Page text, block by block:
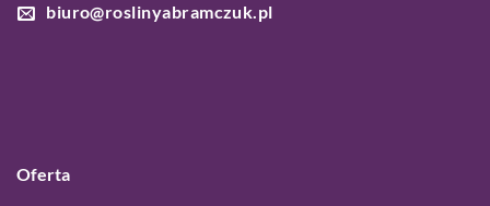
biuro@roslinyabramczuk.pl
Oferta